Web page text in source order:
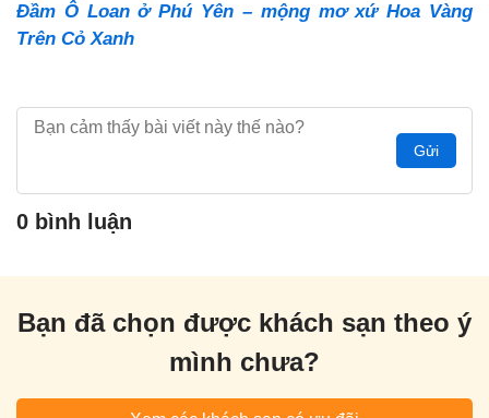
Đầm Ô Loan ở Phú Yên – mộng mơ xứ Hoa Vàng
Trên Cỏ Xanh
Gửi
0 bình luận
Bạn đã chọn được khách sạn theo ý
mình chưa?